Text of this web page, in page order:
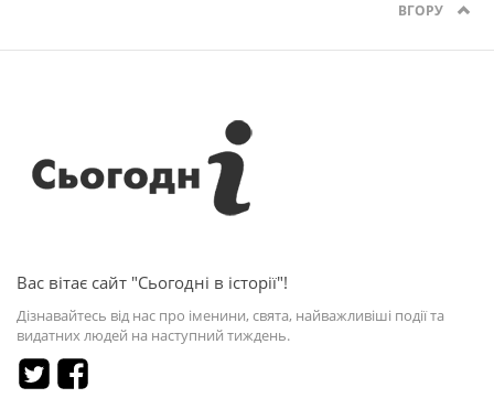
ВГОРУ
Вас вітає сайт "Сьогодні в історії"!
Дізнавайтесь від нас про іменини, свята, найважливіші події та
видатних людей на наступний тиждень.